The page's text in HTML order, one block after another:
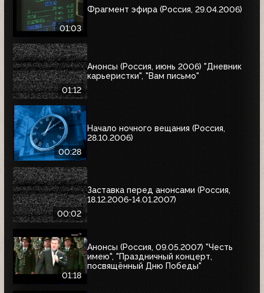
01:03
Фрагмент эфира (Россия, 29.04.2006)
01:12
Анонсы (Россия, июнь 2006) "Дневник
карьеристки", "Вам письмо"
00:28
Начало ночного вещания (Россия,
28.10.2006)
00:02
Заставка перед анонсами (Россия,
18.12.2006-14.01.2007)
01:18
Анонсы (Россия, 09.05.2007) "Честь
имею", "Праздничный концерт,
посвящённый Дню Победы"